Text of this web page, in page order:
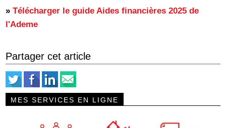
»Télécharger le guide Aides financières 2025 de
l'Ademe
Partager cet article
MES SERVICES EN LIGNE